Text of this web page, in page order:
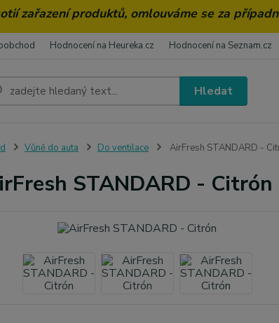
zařazení produktů, omlouváme se za
Hodnocení na Heureka.cz Hodnocení na Seznam.cz
Hledat
Vůně do auta Do ventilace AirFresh STANDARD -
STANDARD - Citrón